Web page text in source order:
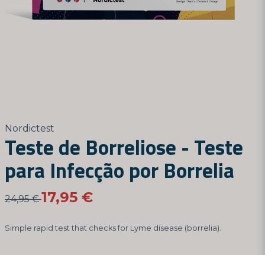
Nordictest
Teste de Borreliose - Teste
para Infecção por Borrelia
24,95 €17,95 €
Simple rapid test that checks for Lyme disease (borrelia).